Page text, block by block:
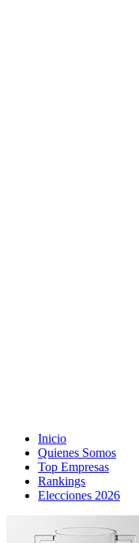
Inicio
Quienes Somos
Top Empresas
Rankings
Elecciones 2026